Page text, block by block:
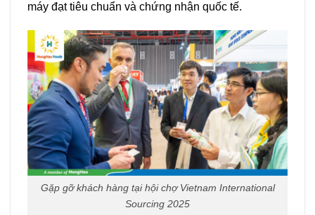
máy đạt tiêu chuẩn và chứng nhận quốc tế.
Gặp gỡ khách hàng tại hội chợ Vietnam International
Sourcing 2025